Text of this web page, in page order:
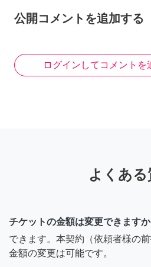
公開コメントを追加する
ログインしてコメントを
よくある
チケットの金額は変更できますか
できます。本契約（依頼者様の
金額の変更は可能です。